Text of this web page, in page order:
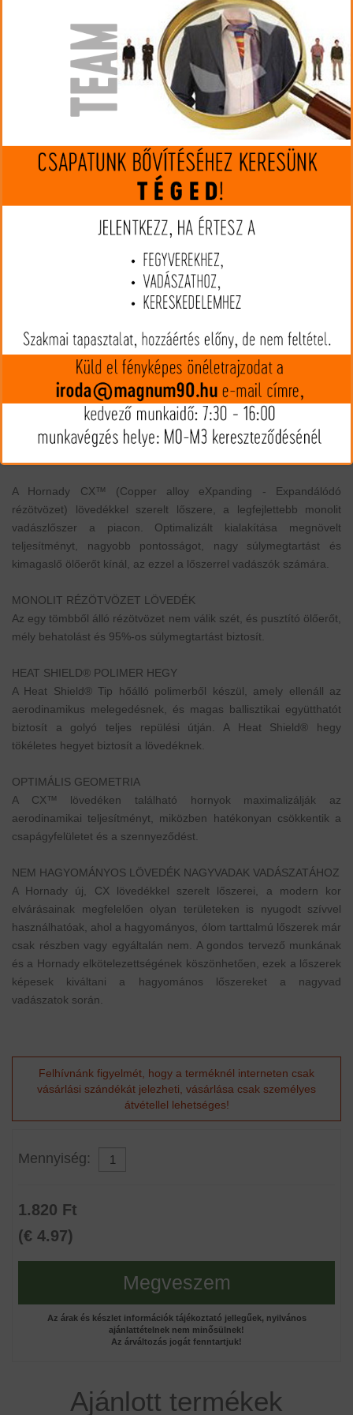
Hornady
Kaliber: 300 Win.Mag
MIP kártya jóváírás: 144 Kártyát igényelek
Egy igazán KEMÉNY áttörés az ólommentes lőszerek
A Hornady CX™ (Copper alloy eXpanding - Expandálódó
rézötvözet) lövedékkel szerelt lőszere, a legfejlettebb monolit
vadászlőszer a piacon. Optimalizált kialakítása megnövelt
teljesítményt, nagyobb pontosságot, nagy súlymegtartást és
kimagaslő ölőerőt kínál, az ezzel a lőszerrel vadászók számára.
MONOLIT RÉZÖTVÖZET LÖVEDÉK
Az egy tömbből álló rézötvözet nem válik szét, és pusztító ölőerőt,
mély behatolást és 95%-os súlymegtartást biztosít.
HEAT SHIELD® POLIMER HEGY
A Heat Shield® Tip hőálló polimerből készül, amely ellenáll az
aerodinamikus melegedésnek, és magas ballisztikai együtthatót
biztosít a golyó teljes repülési útján. A Heat Shield® hegy
tökéletes hegyet biztosít a lövedéknek.
OPTIMÁLIS GEOMETRIA
A CX™ lövedéken található hornyok maximalizálják az
aerodinamikai teljesítményt, miközben hatékonyan csökkentik a
csapágyfelületet és a szennyeződést.
NEM HAGYOMÁNYOS LÖVEDÉK NAGYVADAK VADÁSZATÁHOZ
A Hornady új, CX lövedékkel szerelt lőszerei, a modern kor
elvárásainak megfelelően olyan területeken is nyugodt szívvel
használhatóak, ahol a hagyományos, ólom tarttalmú lőszerek már
csak részben vagy egyáltalán nem. A gondos tervező munkának
és a Hornady elkötelezettségének köszönhetően, ezek a lőszerek
képesek kiváltani a hagyomános lőszereket a nagyvad
vadászatok során.
Felhívnánk figyelmét, hogy a terméknél interneten csak
vásárlási szándékát jelezheti, vásárlása csak személyes
átvétellel lehetséges!
Mennyiség:
1.820 Ft
(€ 4.97)
Megveszem
Az árak és készlet információk tájékoztató jellegűek, nyilvános
ajánlattételnek nem minősülnek!
Az árváltozás jogát fenntartjuk!
Ajánlott termékek